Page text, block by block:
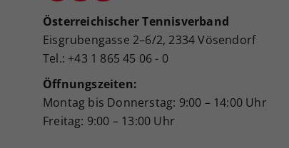
Österreichischer Tennisverband
Eisgrubengasse 2–6/2, 2334 Vösendorf
Tel.: +43 1 865 45 06 - 0
Öffnungszeiten:
Montag bis Donnerstag: 9:00 – 14:00 Uhr
Freitag: 9:00 – 13:00 Uhr